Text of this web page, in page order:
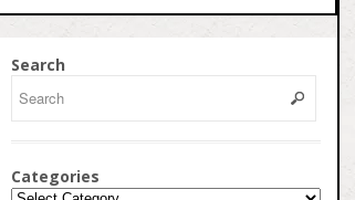
Search
Categories